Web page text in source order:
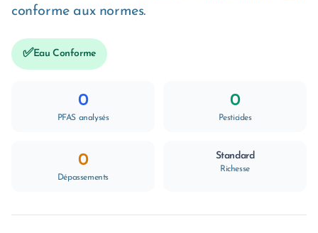
conforme aux normes.
✅Eau Conforme
0
PFAS analysés
0
Pesticides
0
Dépassements
Standard
Richesse